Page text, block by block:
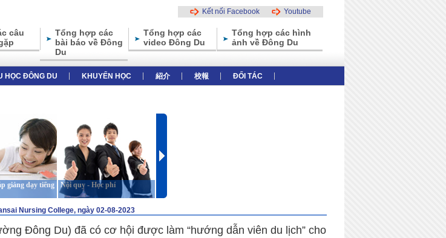
Kết nối Facebook Youtube
câu
Tổng hợp các
bài báo về Đông
Du
Tổng hợp các
video Đông Du
Tổng hợp các hình
ảnh về Đông Du
HỌC ĐÔNG DU KHUYẾN HỌC 紹介 校報 ĐỐI TÁC
giảng dạy tiếng
Nội quy - Học phí
Nursing College, ngày 02-08-2023
Đông Du) đã có cơ hội được làm “hướng dẫn viên du lịch” cho